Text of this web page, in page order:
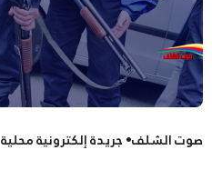
صوت الشلف• جريدة إلكترونية محلية